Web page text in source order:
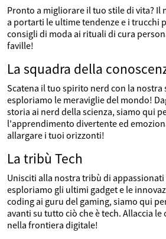
Pronto a migliorare il tuo stile di vita? Il
a portarti le ultime tendenze e i trucchi
consigli di moda ai rituali di cura
faville!
La squadra della
Scatena il tuo spirito nerd con la nostra
esploriamo le meraviglie del mondo!
storia ai nerd della scienza, siamo qui
l'apprendimento divertente ed
allargare i tuoi orizzonti!
La tribù Tech
Unisciti alla nostra tribù di
esploriamo gli ultimi gadget e le
coding ai guru del gaming, siamo qui
avanti su tutto ciò che è tech. Allaccia
nella frontiera digitale!